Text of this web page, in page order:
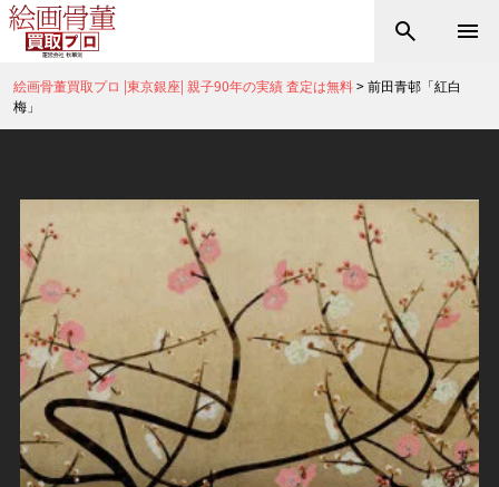
絵画骨董買取プロ |東京銀座| 親子90年の実績 査定は無料>前田青邨「紅白
梅」